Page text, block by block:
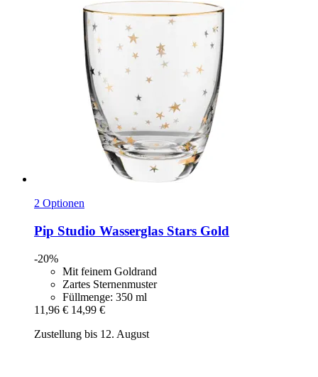
2 Optionen
Pip Studio Wasserglas Stars Gold
-20%
Mit feinem Goldrand
Zartes Sternenmuster
Füllmenge: 350 ml
11,96 € 14,99 €
Zustellung bis 12. August